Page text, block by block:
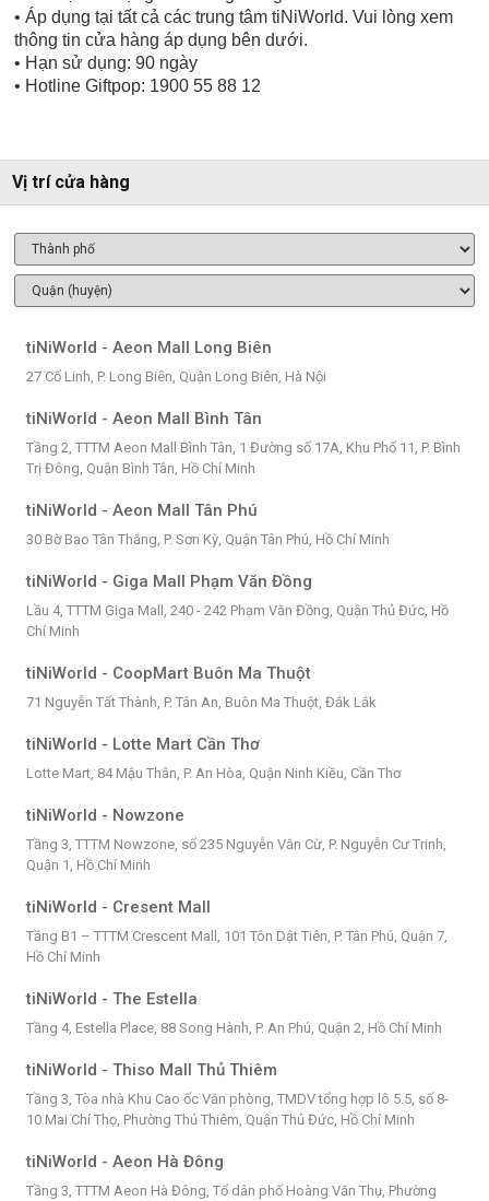
• Áp dụng tại tất cả các trung tâm tiNiWorld. Vui lòng xem
thông tin cửa hàng áp dụng bên dưới.
• Hạn sử dụng: 90 ngày
• Hotline Giftpop: 1900 55 88 12
Vị trí cửa hàng
tiNiWorld - Aeon Mall Long Biên
27 Cổ Linh, P. Long Biên, Quận Long Biên, Hà Nội
tiNiWorld - Aeon Mall Bình Tân
Tầng 2, TTTM Aeon Mall Bình Tân, 1 Đường số 17A, Khu Phố 11, P. Bình
Trị Đông, Quận Bình Tân, Hồ Chí Minh
tiNiWorld - Aeon Mall Tân Phú
30 Bờ Bao Tân Thắng, P. Sơn Kỳ, Quận Tân Phú, Hồ Chí Minh
tiNiWorld - Giga Mall Phạm Văn Đồng
Lầu 4, TTTM Giga Mall, 240 - 242 Phạm Văn Đồng, Quận Thủ Đức, Hồ
Chí Minh
tiNiWorld - CoopMart Buôn Ma Thuột
71 Nguyễn Tất Thành, P. Tân An, Buôn Ma Thuột, Đắk Lắk
tiNiWorld - Lotte Mart Cần Thơ
Lotte Mart, 84 Mậu Thân, P. An Hòa, Quận Ninh Kiều, Cần Thơ
tiNiWorld - Nowzone
Tầng 3, TTTM Nowzone, số 235 Nguyễn Văn Cừ, P. Nguyễn Cư Trinh,
Quận 1, Hồ Chí Minh
tiNiWorld - Cresent Mall
Tầng B1 – TTTM Crescent Mall, 101 Tôn Dật Tiên, P. Tân Phú, Quận 7,
Hồ Chí Minh
tiNiWorld - The Estella
Tầng 4, Estella Place, 88 Song Hành, P. An Phú, Quận 2, Hồ Chí Minh
tiNiWorld - Thiso Mall Thủ Thiêm
Tầng 3, Tòa nhà Khu Cao ốc Văn phòng, TMDV tổng hợp lô 5.5, số 8-
10 Mai Chí Thọ, Phường Thủ Thiêm, Quận Thủ Đức, Hồ Chí Minh
tiNiWorld - Aeon Hà Đông
Tầng 3, TTTM Aeon Hà Đông, Tổ dân phố Hoàng Văn Thụ, Phường